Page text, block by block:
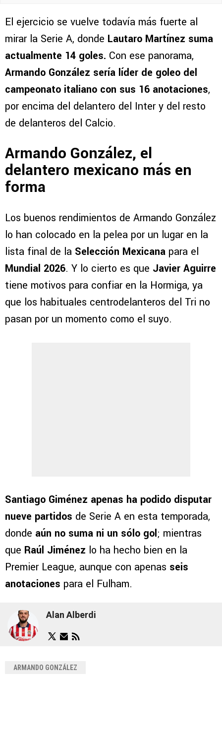
El ejercicio se vuelve todavía más fuerte al
mirar la Serie A, donde Lautaro Martínez suma
actualmente 14 goles. Con ese panorama,
Armando González sería líder de goleo del
campeonato italiano con sus 16 anotaciones,
por encima del delantero del Inter y del resto
de delanteros del Calcio.
Armando González, el
delantero mexicano más en
forma
Los buenos rendimientos de Armando González
lo han colocado en la pelea por un lugar en la
lista final de la Selección Mexicana para el
Mundial 2026. Y lo cierto es que Javier Aguirre
tiene motivos para confiar en la Hormiga, ya
que los habituales centrodelanteros del Tri no
pasan por un momento como el suyo.
Santiago Giménez apenas ha podido disputar
nueve partidos de Serie A en esta temporada,
donde aún no suma ni un sólo gol; mientras
que Raúl Jiménez lo ha hecho bien en la
Premier League, aunque con apenas seis
anotaciones para el Fulham.
Alan Alberdi
ARMANDO GONZÁLEZ